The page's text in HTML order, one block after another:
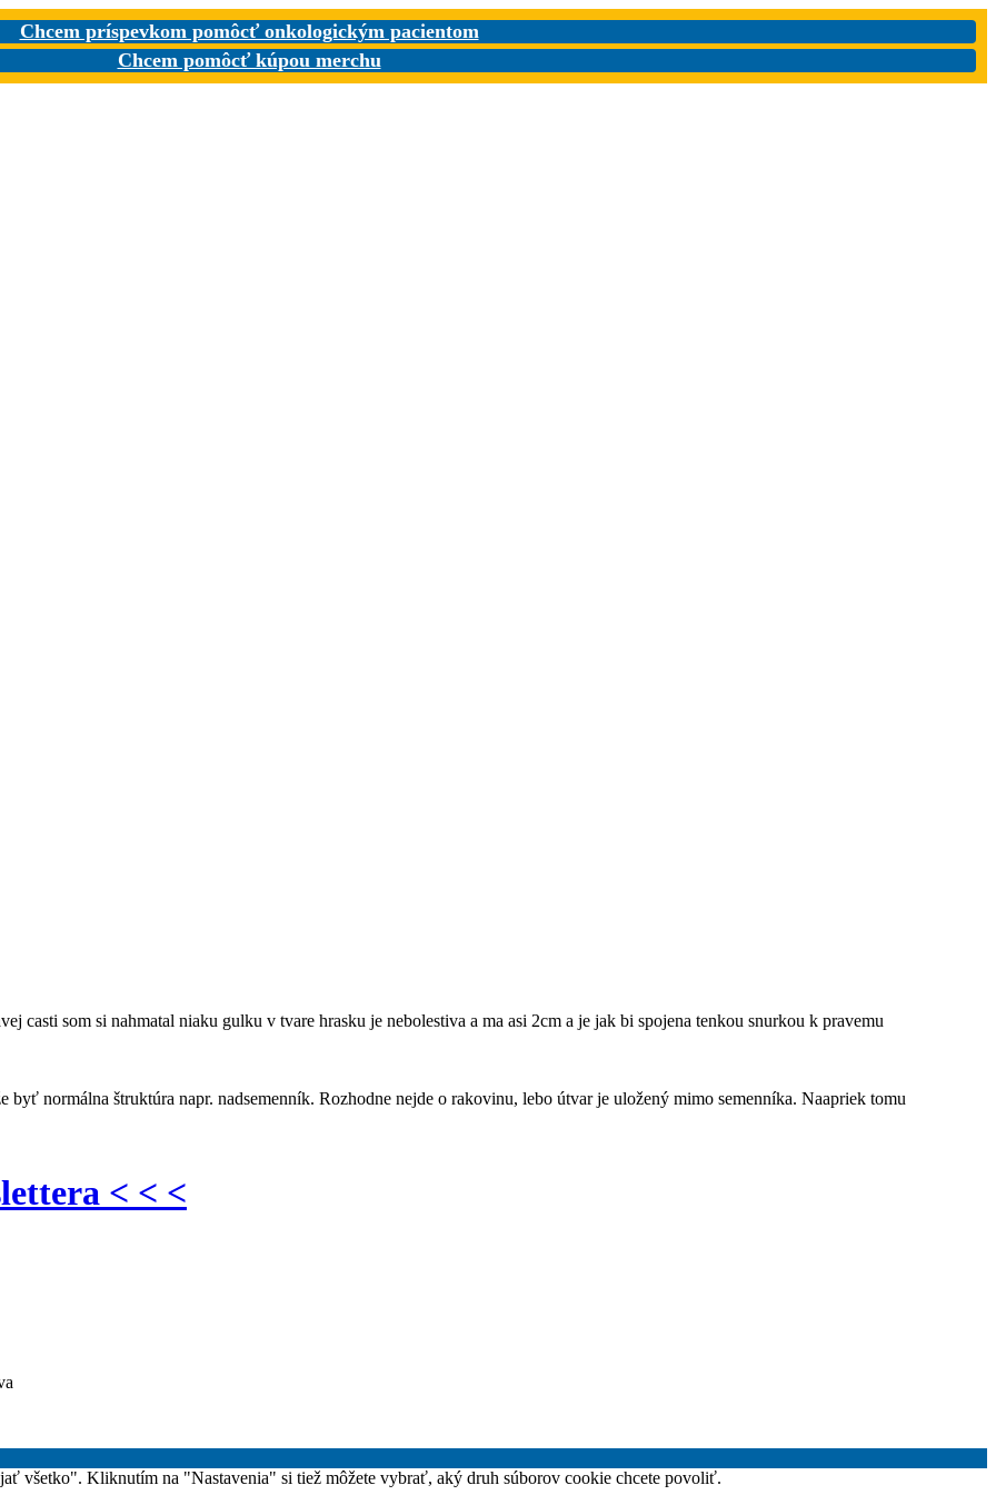
Chcem príspevkom pomôcť onkologickým pacientom
Chcem pomôcť kúpou merchu
casti som si nahmatal niaku gulku v tvare hrasku je nebolestiva a ma asi 2cm a je jak bi spojena tenkou snurkou k pravemu
byť normálna štruktúra napr. nadsemenník. Rozhodne nejde o rakovinu, lebo útvar je uložený mimo semenníka. Naapriek tomu
< < <
všetko". Kliknutím na "Nastavenia" si tiež môžete vybrať, aký druh súborov cookie chcete povoliť.